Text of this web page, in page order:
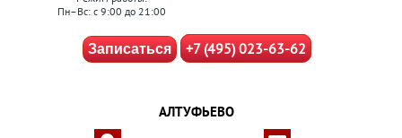
Пн–Вс: с 9:00 до 21:00
Записаться +7 (495) 023-63-62
АЛТУФЬЕВО